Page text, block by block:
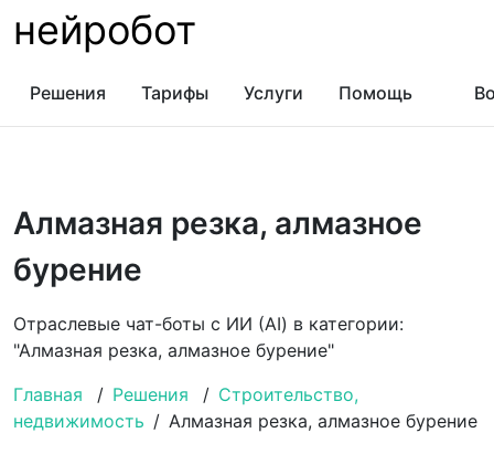
нейробот
Решения Тарифы Услуги Помощь
Алмазная резка, алмазное
бурение
Отраслевые чат-боты с ИИ (AI) в категории:
"Алмазная резка, алмазное бурение"
Главная
/ Решения / Строительство,
недвижимость / Алмазная резка, алмазное бурение